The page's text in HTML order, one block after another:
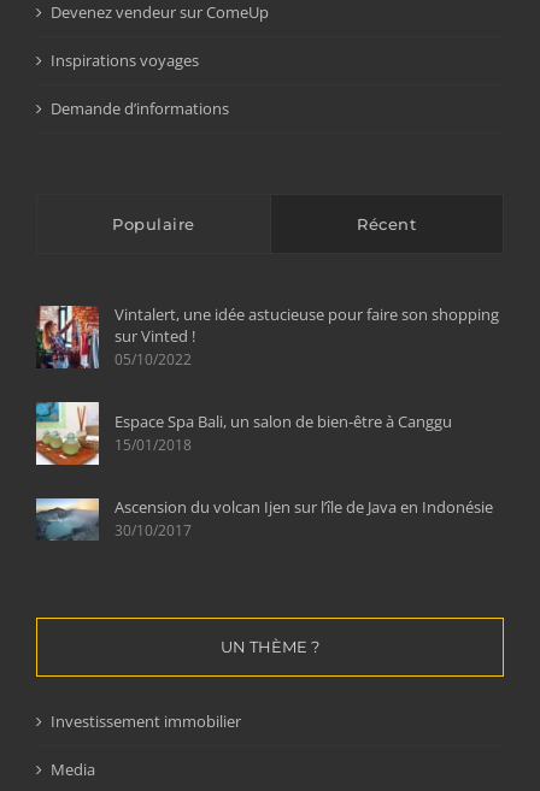
Devenez vendeur sur ComeUp
Inspirations voyages
Demande d’informations
Populaire Récent
Vintalert, une idée astucieuse pour faire son shopping
sur Vinted !
05/10/2022
Espace Spa Bali, un salon de bien-être à Canggu
15/01/2018
Ascension du volcan Ijen sur l’île de Java en Indonésie
30/10/2017
UN THÈME ?
Investissement immobilier
Media